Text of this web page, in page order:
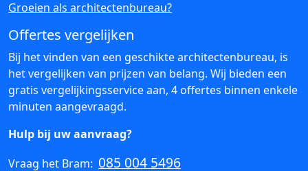
Groeien als architectenbureau?
Offertes vergelijken
Bij het vinden van een geschikte architectenbureau, is
het vergelijken van prijzen van belang. Wij bieden een
gratis vergelijkingsservice aan, 4 offertes binnen enkele
minuten aangevraagd.
Hulp bij uw aanvraag?
Vraag het Bram: 085 004 5496